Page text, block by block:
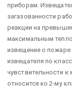
приборам.
загазованности
реакции на
максимальным
извещение о пожаре
извещателя по
чувствительности
относится ко 2-му